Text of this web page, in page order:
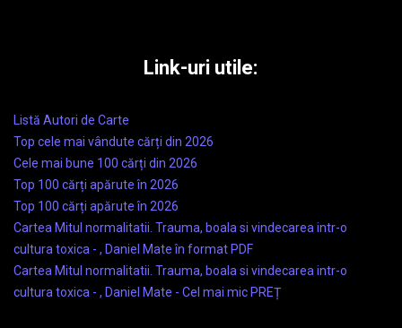
Link-uri utile:
Listă Autori de Carte
Top cele mai vândute cărți din 2026
Cele mai bune 100 cărți din 2026
Top 100 cărți apărute în 2026
Top 100 cărți apărute în 2026
Cartea Mitul normalitatii. Trauma, boala si vindecarea intr-o
cultura toxica - , Daniel Mate în format PDF
Cartea Mitul normalitatii. Trauma, boala si vindecarea intr-o
cultura toxica - , Daniel Mate - Cel mai mic PREȚ